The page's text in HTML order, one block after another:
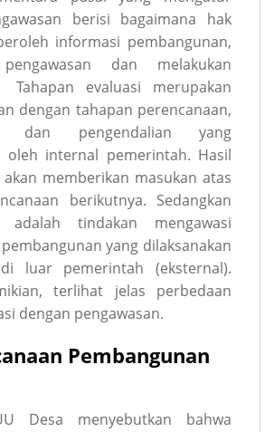
berisi bagaimana hak
informasi pembangunan,
dan melakukan
Tahapan evaluasi merupakan
dengan tahapan perencanaan,
dan pengendalian yang
oleh internal pemerintah. Hasil
memberikan masukan atas
berikutnya. Sedangkan
adalah tindakan mengawasi
yang dilaksanakan
luar pemerintah (eksternal).
terlihat jelas perbedaan
dengan pengawasan.
Pembangunan
Desa menyebutkan bahwa